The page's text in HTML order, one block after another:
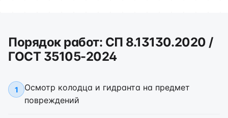
Порядок работ: СП 8.13130.2020 /
ГОСТ 35105-2024
1
Осмотр колодца и гидранта на предмет
повреждений